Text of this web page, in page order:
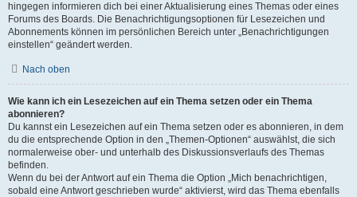
hingegen informieren dich bei einer Aktualisierung eines Themas oder eines
Forums des Boards. Die Benachrichtigungsoptionen für Lesezeichen und
Abonnements können im persönlichen Bereich unter „Benachrichtigungen
einstellen“ geändert werden.
Nach oben
Wie kann ich ein Lesezeichen auf ein Thema setzen oder ein Thema
abonnieren?
Du kannst ein Lesezeichen auf ein Thema setzen oder es abonnieren, in dem
du die entsprechende Option in den „Themen-Optionen“ auswählst, die sich
normalerweise ober- und unterhalb des Diskussionsverlaufs des Themas
befinden.
Wenn du bei der Antwort auf ein Thema die Option „Mich benachrichtigen,
sobald eine Antwort geschrieben wurde“ aktivierst, wird das Thema ebenfalls